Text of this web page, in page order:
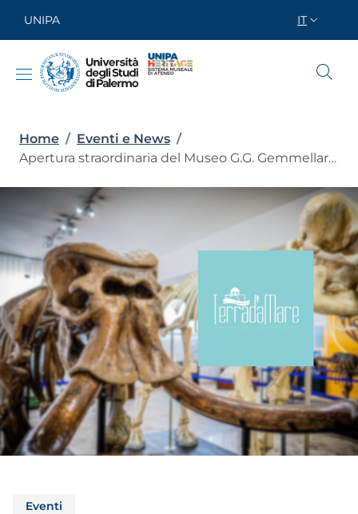
UNIPA IT
Briciole di pane
Home / Eventi e News /
Apertura straordinaria del Museo G.G. Gemmellaro domenica 1 febbraio con Terradamare
Eventi